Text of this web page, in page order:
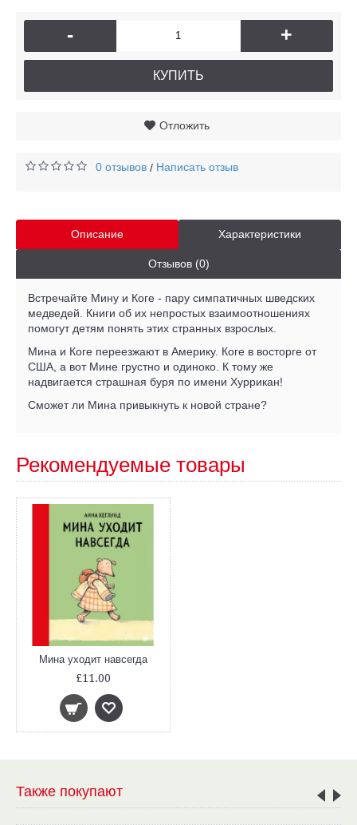
- +
КУПИТЬ
Отложить
0 отзывов / Написать отзыв
Описание Характеристики
Отзывов (0)
Встречайте Мину и Коге - пару симпатичных шведских
медведей. Книги об их непростых взаимоотношениях
помогут детям понять этих странных взрослых.
Мина и Коге переезжают в Америку. Коге в восторге от
США, а вот Мине грустно и одиноко. К тому же
надвигается страшная буря по имени Хуррикан!
Сможет ли Мина привыкнуть к новой стране?
Рекомендуемые товары
Мина уходит навсегда
£11.00
Также покупают